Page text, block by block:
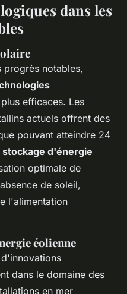
dans les
progrès notables,
efficaces. Les
actuels offrent des
pouvant atteindre 24
stockage d'énergie
optimale de
de soleil,
l'alimentation
éolienne
dans le domaine des
en mer